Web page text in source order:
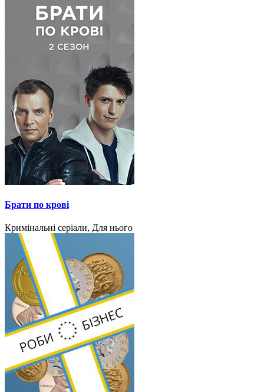
Брати по крові
Кримінальні серіали, Для нього